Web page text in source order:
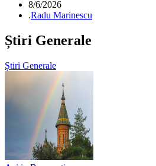
8/6/2026
.Radu Marinescu
Știri Generale
Știri Generale